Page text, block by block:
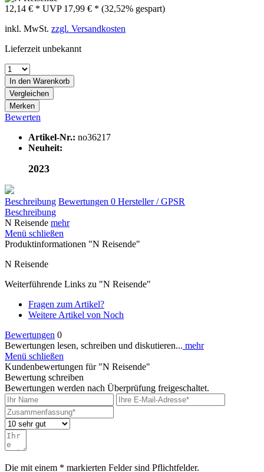
12,14 € * UVP 17,99 € * (32,52% gespart)
inkl. MwSt. zzgl. Versandkosten
Lieferzeit unbekannt
In den Warenkorb
Vergleichen
Merken
Bewerten
Artikel-Nr.: no36217
Neuheit:
2023
Beschreibung Bewertungen 0 Hersteller / GPSR
Beschreibung
N Reisende mehr
Menü schließen
Produktinformationen "N Reisende"
N Reisende
Weiterführende Links zu "N Reisende"
Fragen zum Artikel?
Weitere Artikel von Noch
Bewertungen 0
Bewertungen lesen, schreiben und diskutieren... mehr
Menü schließen
Kundenbewertungen für "N Reisende"
Bewertung schreiben
Bewertungen werden nach Überprüfung freigeschaltet.
Die mit einem * markierten Felder sind Pflichtfelder.